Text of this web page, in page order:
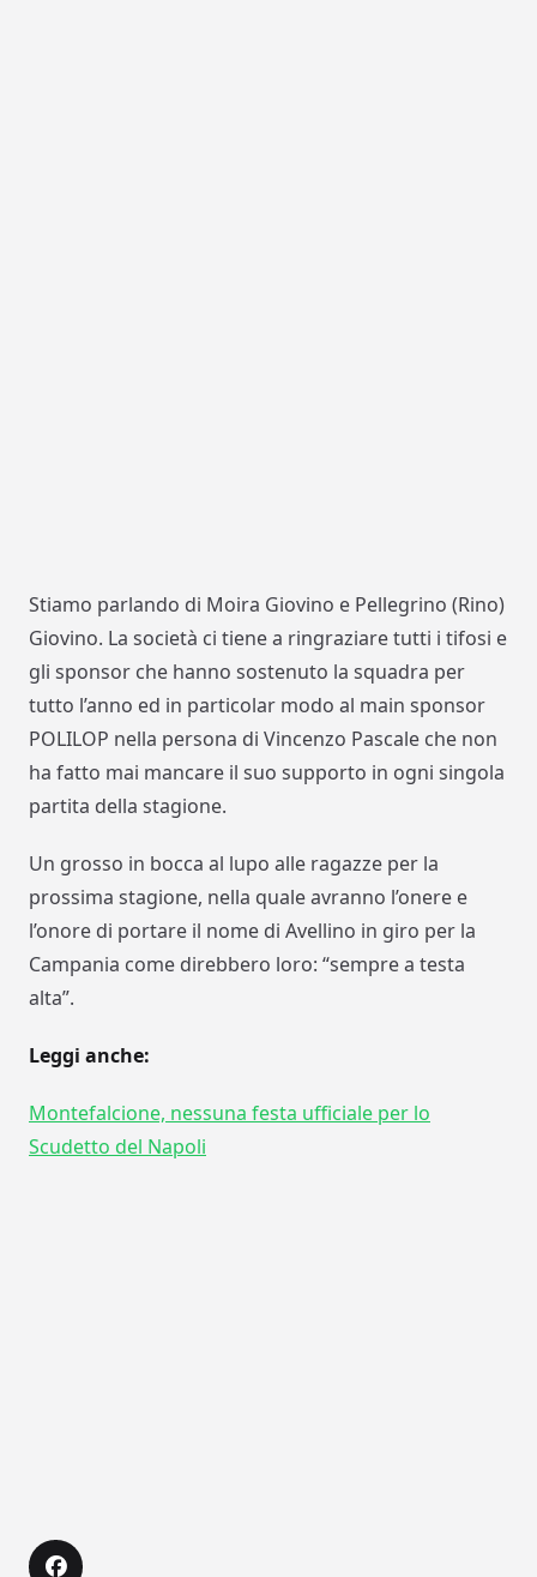
Stiamo parlando di Moira Giovino e Pellegrino (Rino)
Giovino. La società ci tiene a ringraziare tutti i tifosi e
gli sponsor che hanno sostenuto la squadra per
tutto l’anno ed in particolar modo al main sponsor
POLILOP nella persona di Vincenzo Pascale che non
ha fatto mai mancare il suo supporto in ogni singola
partita della stagione.
Un grosso in bocca al lupo alle ragazze per la
prossima stagione, nella quale avranno l’onere e
l’onore di portare il nome di Avellino in giro per la
Campania come direbbero loro: “sempre a testa
alta”.
Leggi anche:
Montefalcione, nessuna festa ufficiale per lo
Scudetto del Napoli